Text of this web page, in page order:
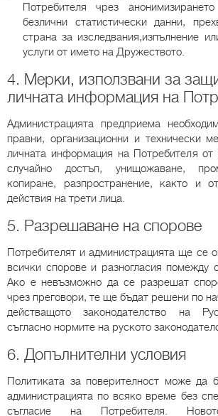
Потребителя чрез
безлични статистически данни,
страна за изследвания,изпълнение
услуги от името на Дружеството.
4. Мерки, използвани за
личната информация на
Администрацията предприема
правни, организационни и технически
личната информация на Потребителя
случайно достъп, унищожаване,
копиране, разпространение, както и
действия на трети лица.
5. Разрешаване на спорове
Потребителят и администрацията ще се
всички спорове и разногласия помежду
Ако е невъзможно да се разрешат
чрез преговори, те ще бъдат решени по
действащото законодателство на
съгласно нормите на руското
6. Допълнителни условия
Политиката за поверителност може да
администрацията по всяко време без
съгласие на Потребителя.